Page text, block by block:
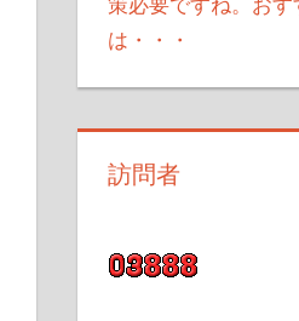
は・・・
訪問者